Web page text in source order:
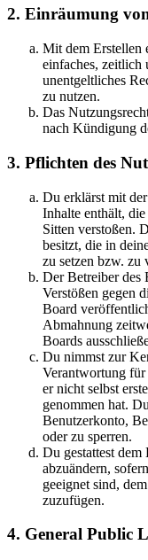
2. Einräumung
Mit dem Erstellen
einfaches, zeitlich
unentgeltliches
zu nutzen.
Das
nach Kündigung
3. Pflichten des
Du erklärst mit
Inhalte enthält,
Sitten verstoßen.
besitzt, die in
zu setzen bzw. zu
Der Betreiber des
Verstößen gegen
Board
Abmahnung
Boards
Du nimmst zur
Verantwortung
er nicht selbst
genommen hat.
Benutzerkonto,
oder zu sperren.
Du gestattest dem
abzuändern,
geeignet sind,
zuzufügen.
4. General Public